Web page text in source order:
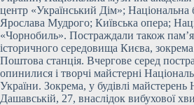
центр «Український Дім»; Національна
Ярослава Мудрого; Київська опера;
«Чорнобиль». Постраждали також
історичного середовища Києва,
Поштова станція. Вчергове серед
опинилися і творчі майстерні
України. Зокрема, у будівлі
Дашавській, 27, внаслідок вибухової